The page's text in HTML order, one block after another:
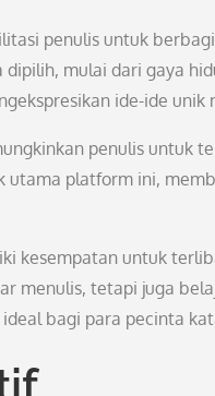
penulis untuk
mulai dari gaya
ide-ide unik
penulis untuk
utama platform ini,
kesempatan untuk
menulis, tetapi juga
bagi para pecinta